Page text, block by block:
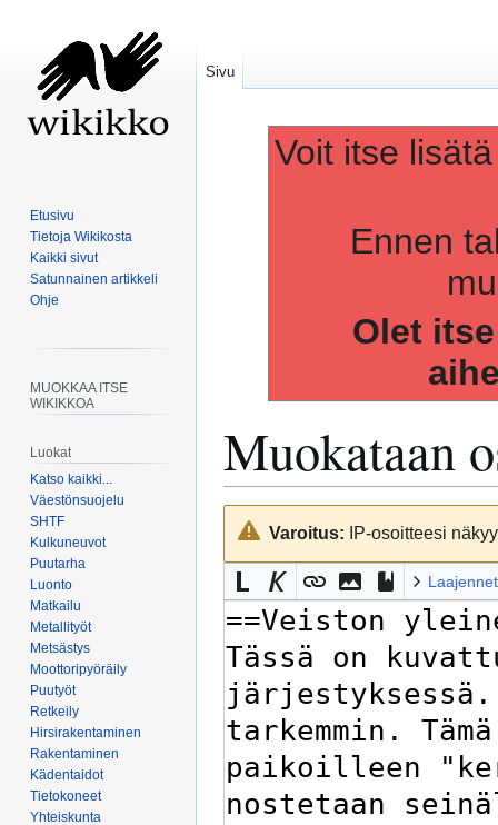
Voit itse
Ennen
Olet
Muokataan
Siirry
navigaatioon
Siirry
hakuunVaroitus: IP-osoitteesi
Sivu
Etusivu
Tietoja Wikikosta
Kaikki sivut
Satunnainen artikkeli
Ohje
MUOKKAA ITSE
WIKIKKOA
Luokat
Katso kaikki...
Väestönsuojelu
SHTF
Kulkuneuvot
Puutarha
Luonto
Matkailu
Metallityöt
Metsästys
Moottoripyöräily
Puutyöt
Retkeily
Hirsirakentaminen
Rakentaminen
Kädentaidot
Tietokoneet
Yhteiskunta